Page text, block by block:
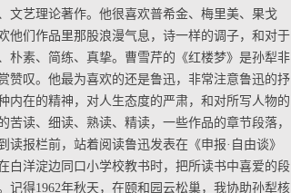
文艺理论著作。他很喜欢普希金、梅里美、果戈
他们作品里那股浪漫气息，诗一样的调子，和对于
朴素、简练、真挚。曹雪芹的《红楼梦》是孙犁非
赞叹。他最为喜欢的还是鲁迅，非常注意鲁迅的抒
内在的精神，对人生态度的严肃，和对所写人物的
读、细读、熟读、精读，一些作品的章节段落，
报栏前，站着阅读鲁迅发表在《申报·自由谈》
白洋淀边同口小学校教书时，把所读书中喜爱的段
得1962年秋天，在颐和园云松巢，我协助孙犁核